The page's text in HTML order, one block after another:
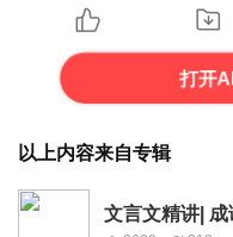
打开
以上内容来自专辑
文言文精讲| 成